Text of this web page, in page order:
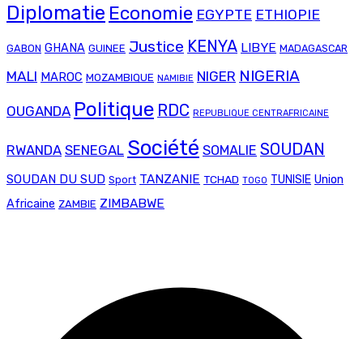
Diplomatie Economie EGYPTE ETHIOPIE
GABON GHANA GUINEE Justice KENYA LIBYE MADAGASCAR
MALI MAROC MOZAMBIQUE NAMIBIE NIGER NIGERIA
OUGANDA Politique RDC REPUBLIQUE CENTRAFRICAINE
RWANDA SENEGAL Société SOMALIE SOUDAN
SOUDAN DU SUD Sport TANZANIE TCHAD TOGO TUNISIE Union
Africaine ZAMBIE ZIMBABWE